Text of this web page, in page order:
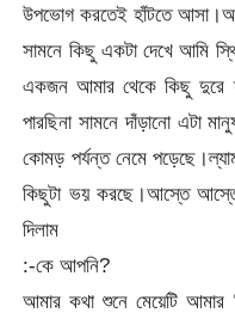
উপভোগ করতেই হাঁটতে
সামনে কিছু একটা দেখে আমি
একজন আমার থেকে কিছু দুরে
পারছিনা সামনে দাঁড়ানো এটা
কোমড় পর্যন্ত নেমে
কিছুটা ভয় করছে।আস্তে আস্তে
দিলাম
:-কে আপনি?
আমার কথা শুনে মেয়েটি আমার